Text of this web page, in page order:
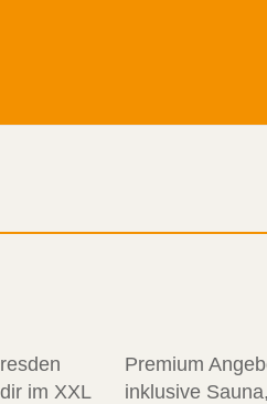
im XXL
Premium
inklusive